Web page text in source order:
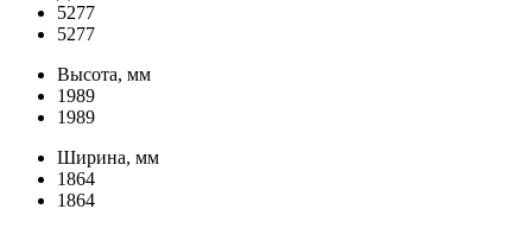
5277
5277
Высота, мм
1989
1989
Ширина, мм
1864
1864